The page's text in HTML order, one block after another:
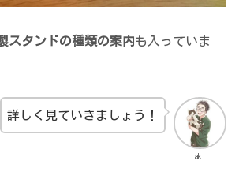
スタンドの種類の案内も入っていま
aki
詳しく見ていきましょう！